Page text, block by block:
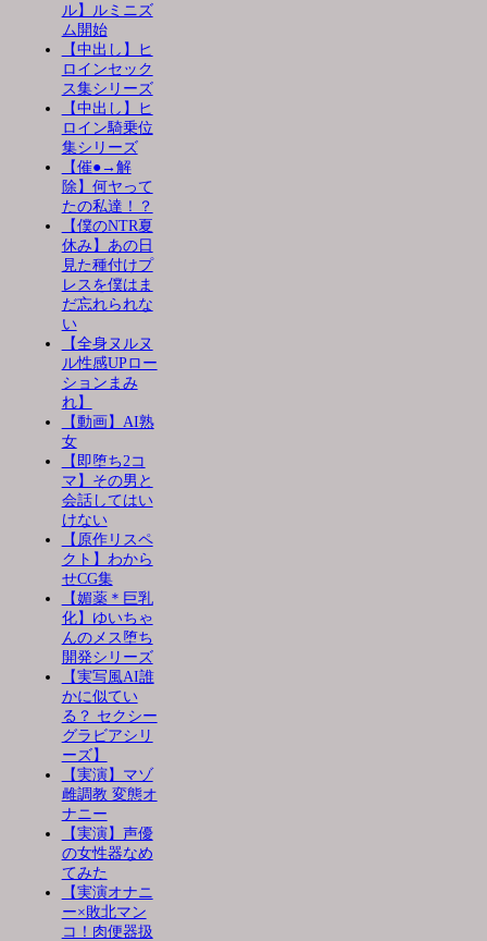
ル】ルミニズ
ム開始
【中出し】ヒ
ロインセック
ス集シリーズ
【中出し】ヒ
ロイン騎乗位
集シリーズ
【催●→解
除】何ヤって
たの私達！？
【僕のNTR夏
休み】あの日
見た種付けプ
レスを僕はま
だ忘れられな
い
【全身ヌルヌ
ル性感UPロー
ションまみ
れ】
【動画】AI熟
女
【即堕ち2コ
マ】その男と
会話してはい
けない
【原作リスペ
クト】わから
せCG集
【媚薬＊巨乳
化】ゆいちゃ
んのメス堕ち
開発シリーズ
【実写風AI誰
かに似てい
る？ セクシー
グラビアシリ
ーズ】
【実演】マゾ
雌調教 変態オ
ナニー
【実演】声優
の女性器なめ
てみた
【実演オナニ
ー×敗北マン
コ！肉便器扱